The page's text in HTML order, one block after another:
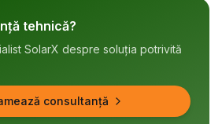
tehnică?
SolarX despre soluția potrivită
consultanță